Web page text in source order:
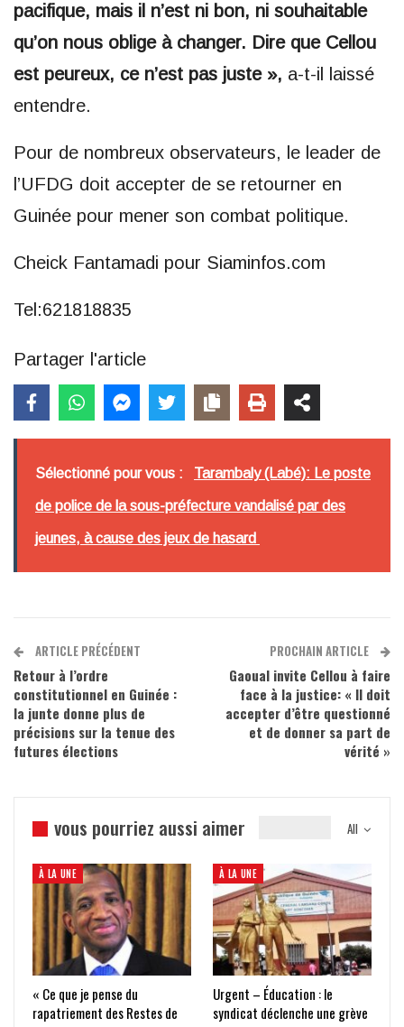
pacifique, mais il n’est ni bon, ni souhaitable
qu’on nous oblige à changer. Dire que Cellou
est peureux, ce n’est pas juste », a-t-il laissé
entendre.
Pour de nombreux observateurs, le leader de
l’UFDG doit accepter de se retourner en
Guinée pour mener son combat politique.
Cheick Fantamadi pour Siaminfos.com
Tel:621818835
Partager l'article
Sélectionné pour vous : Tarambaly (Labé): Le poste
de police de la sous-préfecture vandalisé par des
jeunes, à cause des jeux de hasard
ARTICLE PRÉCÉDENT
Retour à l’ordre
constitutionnel en Guinée :
la junte donne plus de
précisions sur la tenue des
futures élections
PROCHAIN ARTICLE
Gaoual invite Cellou à faire
face à la justice: « Il doit
accepter d’être questionné
et de donner sa part de
vérité »
All
vous pourriez aussi aimer
À LA UNE
« Ce que je pense du
rapatriement des Restes de
À LA UNE
Urgent – Éducation : le
syndicat déclenche une grève